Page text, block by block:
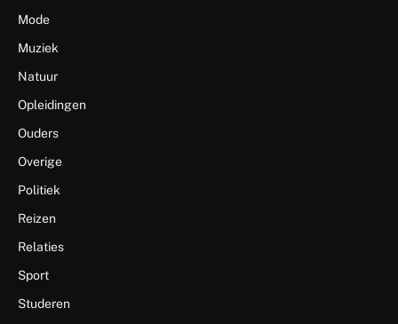
Mode
Muziek
Natuur
Opleidingen
Ouders
Overige
Politiek
Reizen
Relaties
Sport
Studeren